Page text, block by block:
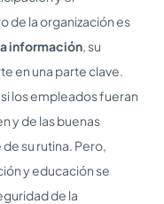
de la organización es
información, su
en una parte clave.
los empleados fueran
y de las buenas
su rutina. Pero,
y educación se
de la